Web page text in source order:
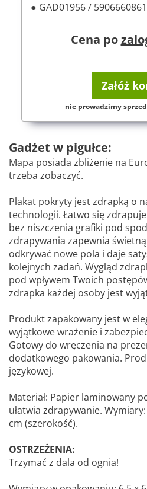
● GAD01956 /
Cena po
Załóż
nie prowadzimy
Gadżet w pigułce:
Mapa posiada zbliżenie na
trzeba zobaczyć.
Plakat pokryty jest zdrapką o
technologii. Łatwo się
bez niszczenia grafiki pod
zdrapywania zapewnia
odkrywać nowe pola i daje
kolejnych zadań. Wygląd
pod wpływem Twoich
zdrapka każdej osoby jest
Produkt zapakowany jest w
wyjątkowe wrażenie i
Gotowy do wręczenia na
dodatkowego pakowania.
językowej.
Materiał: Papier laminowany
ułatwia zdrapywanie.
cm (szerokość).
OSTRZEŻENIA:
Trzymać z dala od ognia!